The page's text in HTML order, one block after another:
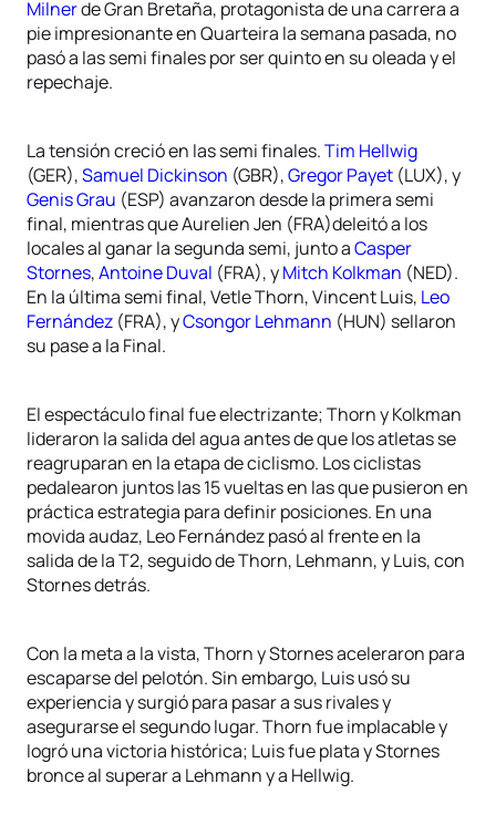
Milnerde Gran Bretaña, protagonista de una carrera a
pie impresionante en Quarteira la semana pasada, no
pasó a las semi finales por ser quinto en su oleada y el
repechaje.
La tensión creció en las semi finales.Tim Hellwig
(GER),Samuel Dickinson (GBR),Gregor Payet (LUX), y
Genis Grau (ESP) avanzaron desde la primera semi
final, mientras que Aurelien Jen (FRA)deleitó a los
locales al ganar la segunda semi, junto aCasper
Stornes,Antoine Duval (FRA), yMitch Kolkman (NED).
En la última semi final, Vetle Thorn, Vincent Luis, Leo
Fernández (FRA), yCsongor Lehmann (HUN) sellaron
su pase a la Final.
El espectáculo final fue electrizante; Thorn y Kolkman
lideraron la salida del agua antes de que los atletas se
reagruparan en la etapa de ciclismo. Los ciclistas
pedalearon juntos las 15 vueltas en las que pusieron en
práctica estrategia para definir posiciones. En una
movida audaz, Leo Fernández pasó al frente en la
salida de la T2, seguido de Thorn, Lehmann, y Luis, con
Stornes detrás.
Con la meta a la vista, Thorn y Stornes aceleraron para
escaparse del pelotón. Sin embargo, Luis usó su
experiencia y surgió para pasar a sus rivales y
asegurarse el segundo lugar. Thorn fue implacable y
logró una victoria histórica; Luis fue plata y Stornes
bronce al superar a Lehmann y a Hellwig.